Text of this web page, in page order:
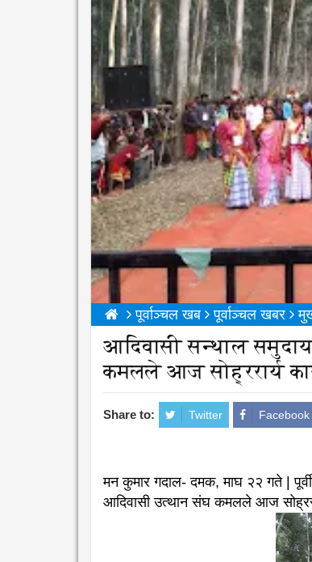
पूर्वाञ्चल खब पूर्वाञ्चल खबर
आदिवासी सन्थाल
कमलले आज सोह्ररार्य
Share to: Twitter Facebook
मन कुमार गदाल- दमक, माघ २२ गते |
आदिवासी उत्थान संघ कमलले आज